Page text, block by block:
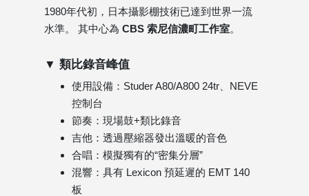
1980年代初，日本攝影棚技術已達到世界一流
水準。 其中心為 CBS 索尼信濃町工作室。
▼ 類比錄音峰值
使用設備：Studer A80/A800 24tr、NEVE
控制台
節奏：現場鼓+類比錄音
吉他：透過壓縮器發出溫暖的音色
合唱：模擬獨有的“密集分層”
混響：具有 Lexicon 預延遲的 EMT 140
板